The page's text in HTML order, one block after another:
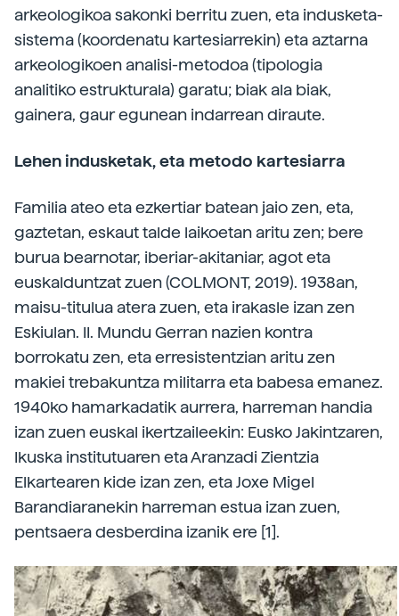
arkeologikoa sakonki berritu zuen, eta indusketa-
sistema (koordenatu kartesiarrekin) eta aztarna
arkeologikoen analisi-metodoa (tipologia
analitiko estrukturala) garatu; biak ala biak,
gainera, gaur egunean indarrean diraute.
Lehen indusketak, eta metodo kartesiarra
Familia ateo eta ezkertiar batean jaio zen, eta,
gaztetan, eskaut talde laikoetan aritu zen; bere
burua bearnotar, iberiar-akitaniar, agot eta
euskalduntzat zuen (COLMONT, 2019). 1938an,
maisu-titulua atera zuen, eta irakasle izan zen
Eskiulan. II. Mundu Gerran nazien kontra
borrokatu zen, eta erresistentzian aritu zen
makiei trebakuntza militarra eta babesa emanez.
1940ko hamarkadatik aurrera, harreman handia
izan zuen euskal ikertzaileekin: Eusko Jakintzaren,
Ikuska institutuaren eta Aranzadi Zientzia
Elkartearen kide izan zen, eta Joxe Migel
Barandiaranekin harreman estua izan zuen,
pentsaera desberdina izanik ere [1].